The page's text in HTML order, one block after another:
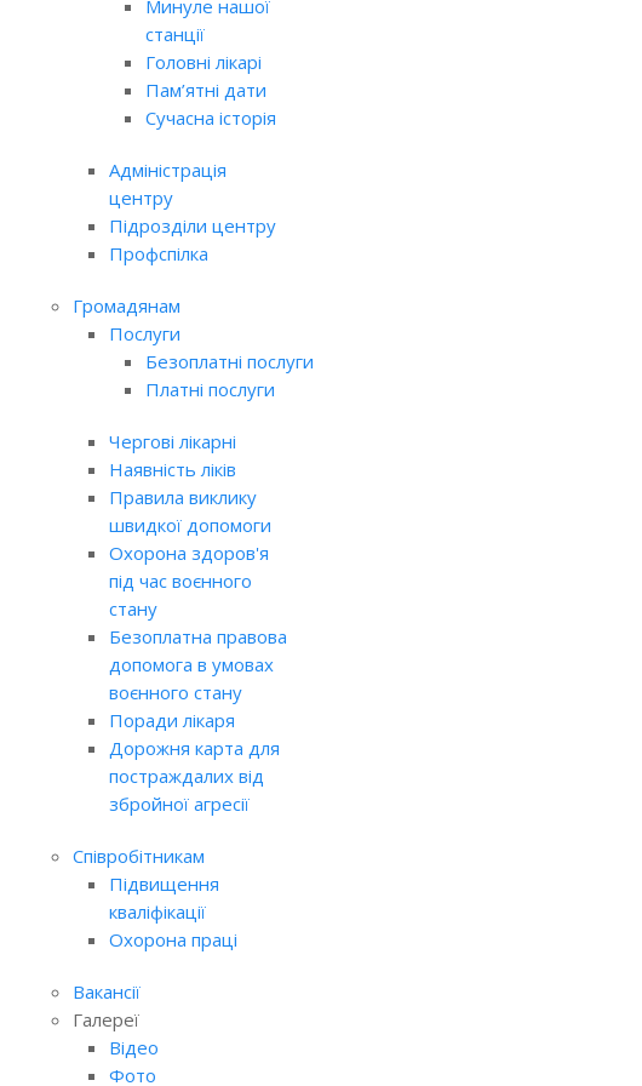
Минуле нашої
станції
Головні лікарі
Пам’ятні дати
Сучасна історія
Адміністрація
центру
Підрозділи центру
Профспілка
Громадянам
Послуги
Безоплатні послуги
Платні послуги
Чергові лікарні
Наявність ліків
Правила виклику
швидкої допомоги
Охорона здоров'я
під час воєнного
стану
Безоплатна правова
допомога в умовах
воєнного стану
Поради лікаря
Дорожня карта для
постраждалих від
збройної агресії
Співробітникам
Підвищення
кваліфікації
Охорона праці
Вакансії
Галереї
Відео
Фото